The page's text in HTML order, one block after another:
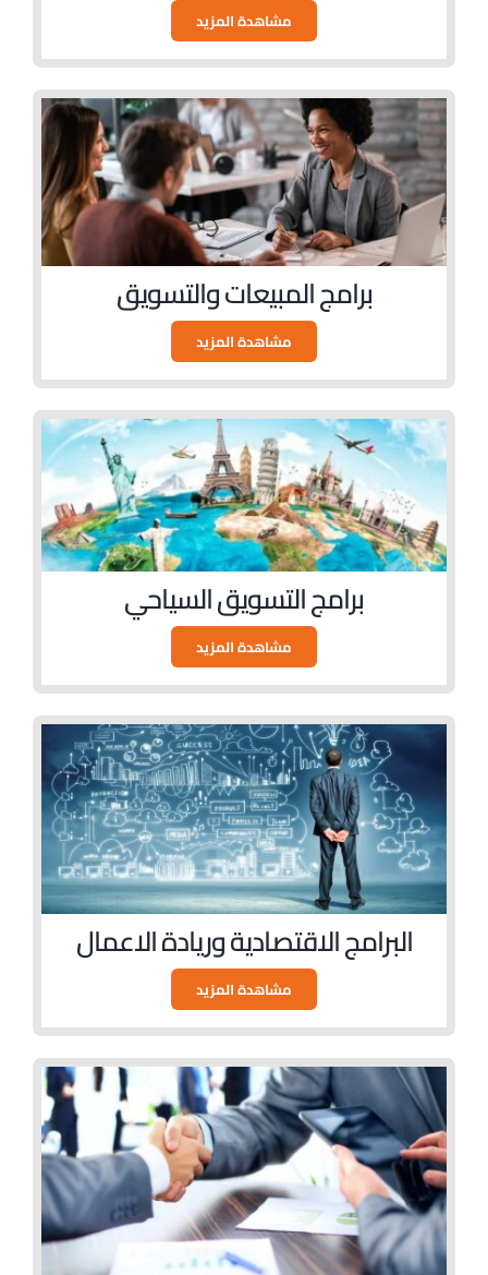
مشاهدة المزيد
برامج المبيعات والتسويق
مشاهدة المزيد
برامج التسويق السياحي
مشاهدة المزيد
البرامج الاقتصادية وريادة الاعمال
مشاهدة المزيد